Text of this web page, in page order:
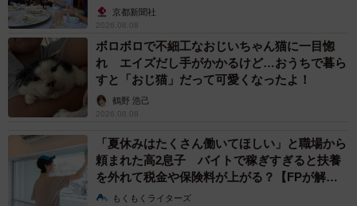
徒然研究室さんのnote
【徒然研究室さん関連情報】
▽Xアカウント
▽note
https://note.com/tsurezure_cat
京都新聞社
2026.08.08
ボロボロで不細工なおじいちゃん猫に一目惚
れ エイズだし手がかかるけど…おうちで暮ら
すと「おじ猫」だって可愛くなったよ！
鶴野 浩己
2026.08.08
「夏休みはたくさん働いてほしい」と職場から
頼まれた高2息子 バイトで稼ぎすぎると扶養
を外れて税金や保険料が上がる？【FPが解
説】もくもくライターズ